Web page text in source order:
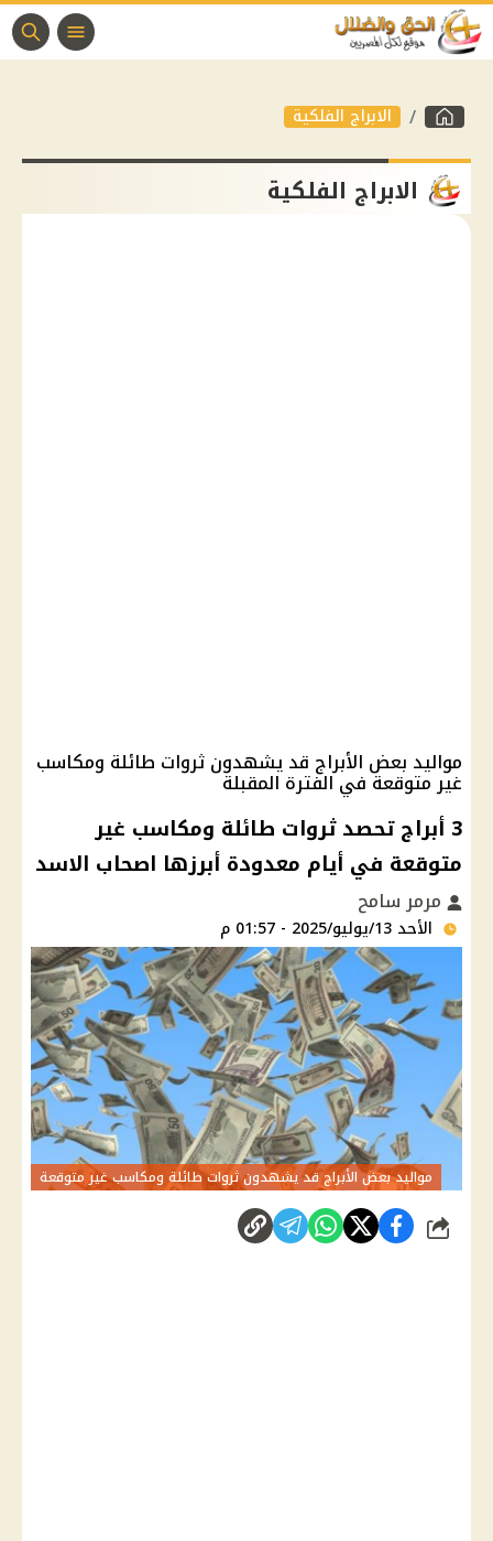
الابراج الفلكية
الابراج الفلكية
مواليد بعض الأبراج قد يشهدون ثروات طائلة ومكاسب
غير متوقعة في الفترة المقبلة
3 أبراج تحصد ثروات طائلة ومكاسب غير
متوقعة في أيام معدودة أبرزها اصحاب الاسد
مرمر سامح
الأحد 13/يوليو/2025 - 01:57 م
مواليد بعض الأبراج قد يشهدون ثروات طائلة ومكاسب غير متوقعة
شارك